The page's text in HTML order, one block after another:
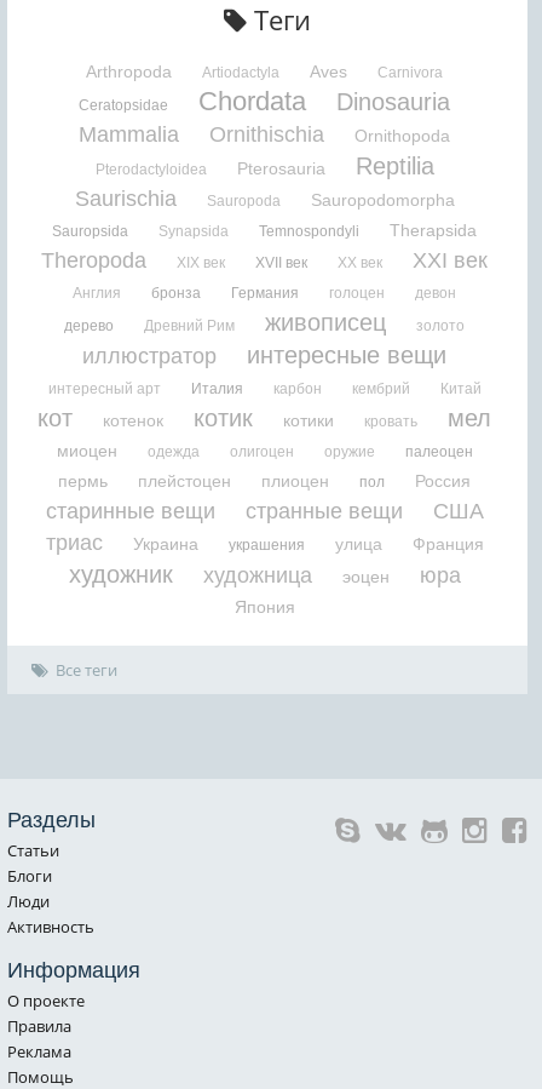
Теги
Arthropoda Artiodactyla Aves
Carnivora
Ceratopsidae
Chordata Dinosauria
Mammalia Ornithischia Ornithopoda
Pterodactyloidea Pterosauria Reptilia
Saurischia Sauropoda Sauropodomorpha
Sauropsida Synapsida Temnospondyli Therapsida
Theropoda XIX век XVII век XX век XXI век
Англия бронза Германия голоцен
девон
дерево
Древний Рим живописец золото
иллюстратор интересные вещи
интересный арт Италия карбон кембрий Китай
кот котенок котик котики кровать мел
миоцен одежда олигоцен оружие палеоцен
пермь плейстоцен плиоцен пол Россия
старинные вещи странные вещи
США
триас
Украина украшения улица Франция
художник художница эоцен юра
Япония
Все теги
Разделы
Статьи
Блоги
Люди
Активность
Информация
О проекте
Правила
Реклама
Помощь